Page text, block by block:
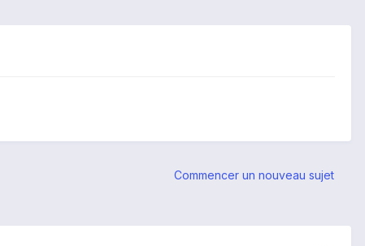
Commencer un nouveau sujet